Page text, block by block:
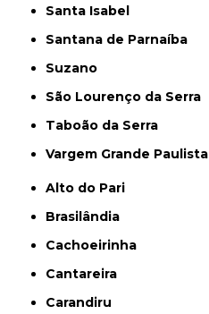
Santa Isabel
Santana de Parnaíba
Suzano
São Lourenço da Serra
Taboão da Serra
Vargem Grande Paulista
Alto do Pari
Brasilândia
Cachoeirinha
Cantareira
Carandiru